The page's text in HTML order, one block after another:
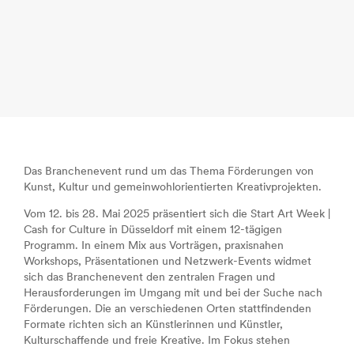
Das Branchenevent rund um das Thema Förderungen von
Kunst, Kultur und gemeinwohlorientierten Kreativprojekten.
Vom 12. bis 28. Mai 2025 präsentiert sich die Start Art Week |
Cash for Culture in Düsseldorf mit einem 12-tägigen
Programm. In einem Mix aus Vorträgen, praxisnahen
Workshops, Präsentationen und Netzwerk-Events widmet
sich das Branchenevent den zentralen Fragen und
Herausforderungen im Umgang mit und bei der Suche nach
Förderungen. Die an verschiedenen Orten stattfindenden
Formate richten sich an Künstlerinnen und Künstler,
Kulturschaffende und freie Kreative. Im Fokus stehen